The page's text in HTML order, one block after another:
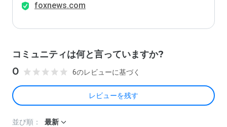
foxnews.com
コミュニティは何と言っていますか?
0 6のレビューに基づく
レビューを残す
並び順： 最新